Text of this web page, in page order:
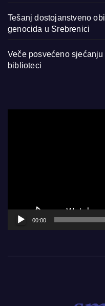
Tešanj dostojanstveno
genocida u Srebrenici
Veče posvećeno
biblioteci
00:00